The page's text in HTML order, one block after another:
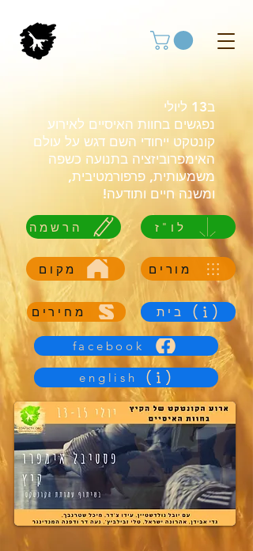
ב13 ליולי
נפגשים בחוות האיסיים לאירוע
קונטקט ייחודי השם דגש על עולם
האימפרוביזציה בתנועה כשפה
משמעותית, פרפורמטיבית,
ומשנה חיים ותודעה!
הרשמה לו"ז
מקום מורים
מחירים בית
facebook
english